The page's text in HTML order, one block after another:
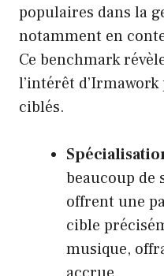
populaires dans la
notamment en
Ce benchmark
l’intérêt
ciblés.
beaucoup de
offrent une
cible
musique,